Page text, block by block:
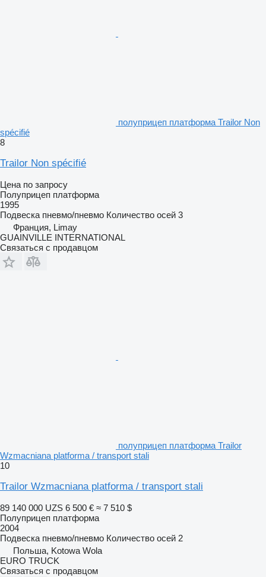
полуприцеп платформа Trailor Non
spécifié
8
Trailor Non spécifié
Цена по запросу
Полуприцеп платформа
1995
Подвеска пневмо/пневмо Количество осей 3
Франция, Limay
GUAINVILLE INTERNATIONAL
Связаться с продавцом
полуприцеп платформа Trailor
Wzmacniana platforma / transport stali
10
Trailor Wzmacniana platforma / transport stali
89 140 000 UZS 6 500 € ≈ 7 510 $
Полуприцеп платформа
2004
Подвеска пневмо/пневмо Количество осей 2
Польша, Kotowa Wola
EURO TRUCK
Связаться с продавцом